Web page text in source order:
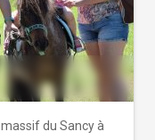
du Sancy à